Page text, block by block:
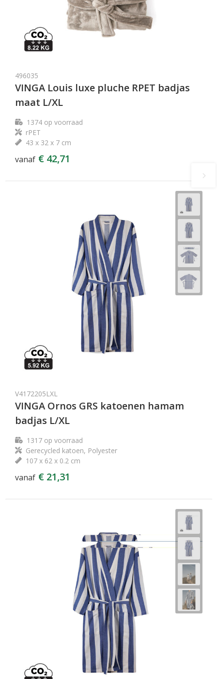
496035
VINGA Louis luxe pluche RPET badjas
maat L/XL
1374op voorraad
rPET
43 x 32 x 7 cm
vanaf € 42,71
V4172205LXL
VINGA Ornos GRS katoenen hamam
badjas L/XL
1317op voorraad
Gerecycled katoen, Polyester
107 x 62 x 0.2 cm
vanaf € 21,31